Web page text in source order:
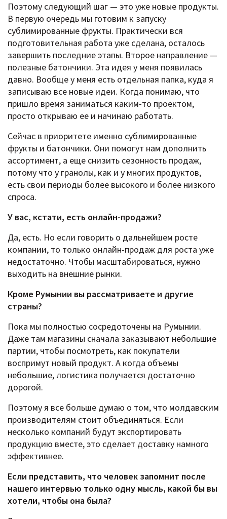
Поэтому следующий шаг — это уже новые продукты.
В первую очередь мы готовим к запуску
сублимированные фрукты. Практически вся
подготовительная работа уже сделана, осталось
завершить последние этапы. Второе направление —
полезные батончики. Эта идея у меня появилась
давно. Вообще у меня есть отдельная папка, куда я
записываю все новые идеи. Когда понимаю, что
пришло время заниматься каким-то проектом,
просто открываю ее и начинаю работать.
Сейчас в приоритете именно сублимированные
фрукты и батончики. Они помогут нам дополнить
ассортимент, а еще снизить сезонность продаж,
потому что у гранолы, как и у многих продуктов,
есть свои периоды более высокого и более низкого
спроса.
У вас, кстати, есть онлайн-продажи?
Да, есть. Но если говорить о дальнейшем росте
компании, то только онлайн-продаж для роста уже
недостаточно. Чтобы масштабироваться, нужно
выходить на внешние рынки.
Кроме Румынии вы рассматриваете и другие
страны?
Пока мы полностью сосредоточены на Румынии.
Даже там магазины сначала заказывают небольшие
партии, чтобы посмотреть, как покупатели
воспримут новый продукт. А когда объемы
небольшие, логистика получается достаточно
дорогой.
Поэтому я все больше думаю о том, что молдавским
производителям стоит объединяться. Если
несколько компаний будут экспортировать
продукцию вместе, это сделает доставку намного
эффективнее.
Если представить, что человек запомнит после
нашего интервью только одну мысль, какой бы вы
хотели, чтобы она была?